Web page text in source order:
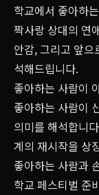
학교에서 좋아하
짝사랑 상대의 연
안감, 그리고 앞으
석해드립니다.
좋아하는 사람이
좋아하는 사람이
의미를 해석합니
계의 재시작을 상
좋아하는 사람과
학교 페스티벌 준